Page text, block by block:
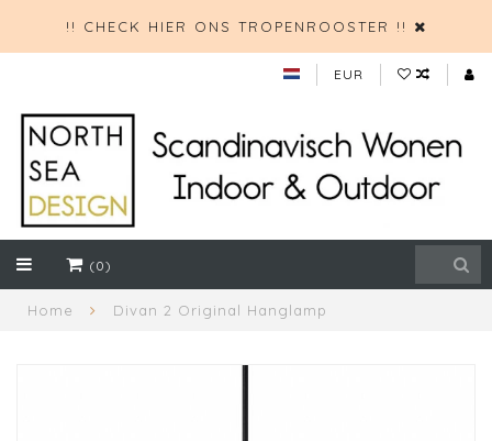
!! CHECK HIER ONS TROPENROOSTER !!
EUR
(0)
Home Divan 2 Original Hanglamp